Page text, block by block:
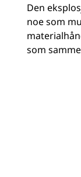
Den
noe som
som